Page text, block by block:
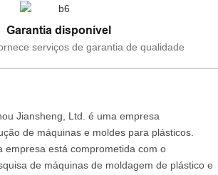
Garantia disponível
serviços de garantia de qualidade
Jiansheng, Ltd. é uma empresa
de máquinas e moldes para plásticos.
empresa está comprometida com o
de máquinas de moldagem de plástico e